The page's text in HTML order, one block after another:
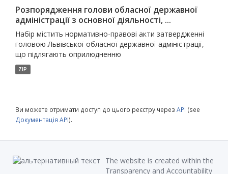
Розпорядження голови обласної державної
адміністрації з основної діяльності, ...
Набір містить нормативно-правові акти затвердженні
головою Львівської обласної державної адміністрації,
що підлягають оприлюдненню
ZIP
Ви можете отримати доступ до цього реєстру через API (see
Документація API).
The website is created within the
Transparency and Accountability